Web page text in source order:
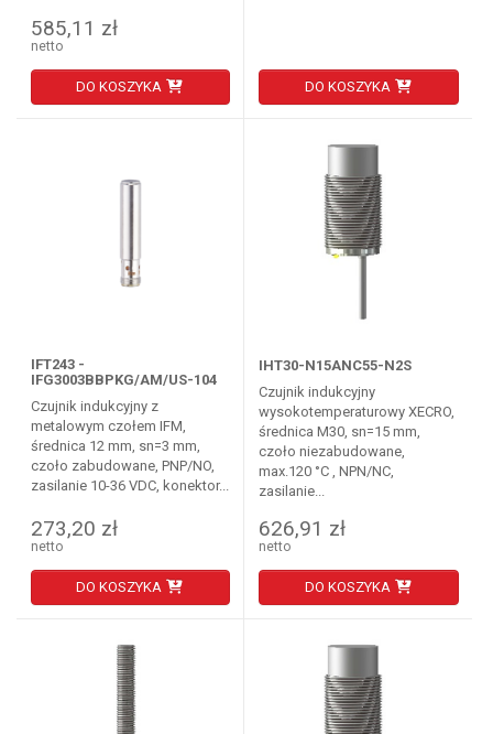
585,11 zł
netto
DO KOSZYKA DO KOSZYKA
IFT243 -
IFG3003BBPKG/AM/US-104
Czujnik indukcyjny z
metalowym czołem IFM,
średnica 12 mm, sn=3 mm,
czoło zabudowane, PNP/NO,
zasilanie 10-36 VDC, konektor...
273,20 zł
netto
DO KOSZYKA
IHT30-N15ANC55-N2S
Czujnik indukcyjny
wysokotemperaturowy XECRO,
średnica M30, sn=15 mm,
czoło niezabudowane,
max.120 °C , NPN/NC,
zasilanie...
626,91 zł
netto
DO KOSZYKA